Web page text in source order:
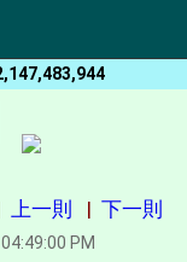
上一則 | 下一則
PM